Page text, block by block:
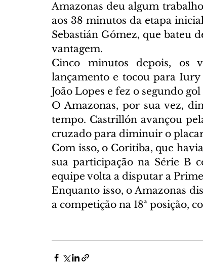
Amazonas deu algum
aos 38 minutos da etapa
Sebastián Gómez, que bateu
vantagem.
Cinco minutos depois, os
lançamento e tocou para
João Lopes e fez o segundo
O Amazonas, por sua vez,
tempo. Castrillón avançou
cruzado para diminuir o
Com isso, o Coritiba, que
sua participação na Série B
equipe volta a disputar a
Enquanto isso, o Amazonas
a competição na 18ª posição,